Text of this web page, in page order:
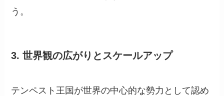
う。
3. 世界観の広がりとスケールアップ
テンペスト王国が世界の中心的な勢力として認め